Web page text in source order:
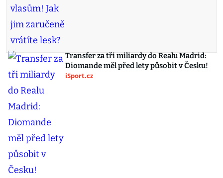
Transfer za tři miliardy do Realu Madrid:
Diomande měl před lety působit v Česku!
iSport.cz